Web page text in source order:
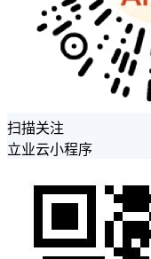
扫描关注
立业云小程序